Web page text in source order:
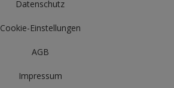
Datenschutz
Cookie-Einstellungen
AGB
Impressum